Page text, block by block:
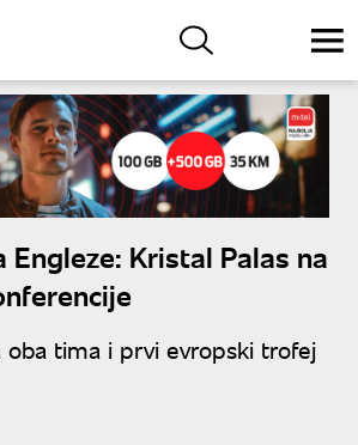
Kristal Palas na
oba tima i prvi evropski trofej